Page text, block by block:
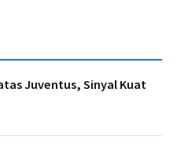
Juventus, Sinyal Kuat